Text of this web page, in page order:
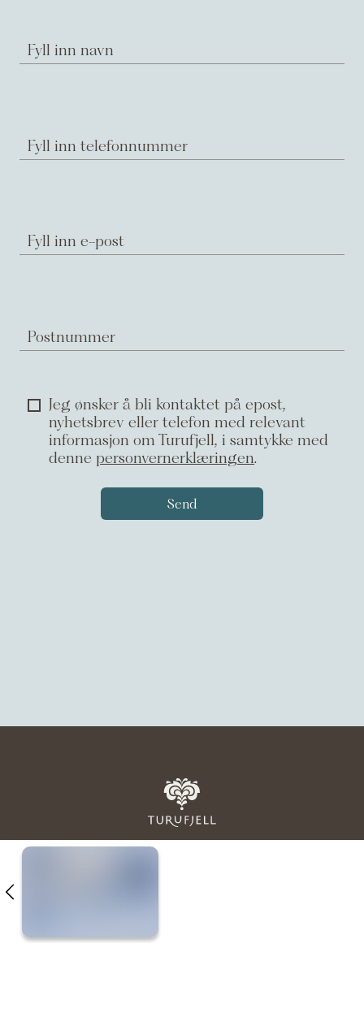
Fyll inn navn
Fyll inn telefonnummer
Fyll inn e-post
Postnummer
Jeg ønsker å bli kontaktet på epost,
nyhetsbrev eller telefon med relevant
informasjon om Turufjell, i samtykke med
denne personvernerklæringen.
Send